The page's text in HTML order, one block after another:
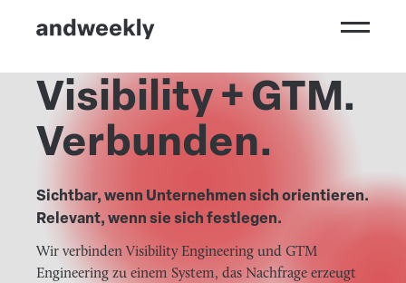
Kompetenzen
Branchen
Perspektiven
Visibility + GTM.
Verbunden.
Sichtbar, wenn Unternehmen sich orientieren.
Relevant, wenn sie sich festlegen.
Wir verbinden Visibility Engineering und GTM
Engineering zu einem System, das Nachfrage erzeugt